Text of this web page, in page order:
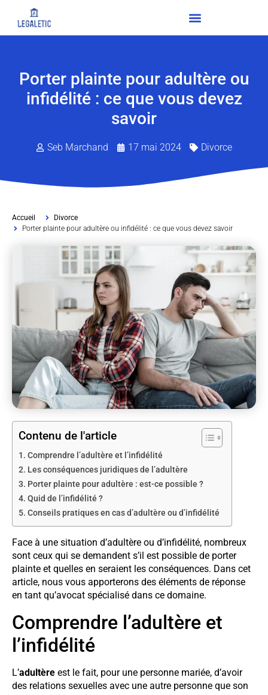
Porter plainte pour adultère ou
infidélité : ce que vous devez
savoir
Seb Marchand 17 mai 2024 Divorce
Accueil
Divorce
Porter plainte pour adultère ou infidélité : ce que vous devez savoir
Contenu de l'article
Comprendre l’adultère et l’infidélité
Les conséquences juridiques de l’adultère
Porter plainte pour adultère : est-ce possible ?
Quid de l’infidélité ?
Conseils pratiques en cas d’adultère ou d’infidélité
Face à une situation d’adultère ou d’infidélité, nombreux
sont ceux qui se demandent s’il est possible de porter
plainte et quelles en seraient les conséquences. Dans cet
article, nous vous apporterons des éléments de réponse
en tant qu’avocat spécialisé dans ce domaine.
Comprendre l’adultère et
l’infidélité
L’adultère est le fait, pour une personne mariée, d’avoir
des relations sexuelles avec une autre personne que son